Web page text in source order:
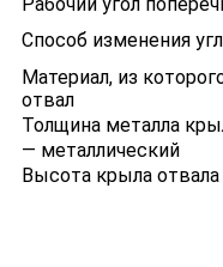
Способ изменения
Материал, из
отвал
Толщина металла
— металлический
Высота крыла отвала